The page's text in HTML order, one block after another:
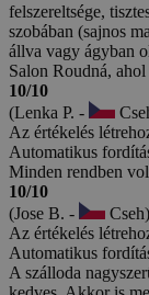
felszereltsége,
szobában (sajnos
állva vagy ágyban
Salon Roudná,
10/10
(Lenka P. -
Az értékelés
Automatikus
Minden rendben
10/10
(Jose B. -
Cseh)
Az értékelés
Automatikus
A szálloda